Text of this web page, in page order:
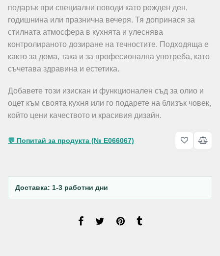
подарък при специални поводи като рожден ден,
годишнина или празнична вечеря. Тя допринася за
стилната атмосфера в кухнята и улеснява
контролираното дозиране на течностите. Подходяща е
както за дома, така и за професионална употреба, като
съчетава здравина и естетика.
Добавете този изискан и функционален съд за олио и
оцет към своята кухня или го подарете на близък човек,
който цени качеството и красивия дизайн.
💬 Попитай за продукта (№ E066067)
Доставка: 1-3 работни дни